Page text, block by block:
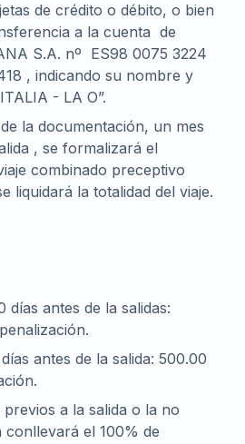
de crédito o débito, o bien
a la cuenta de
S.A. nº ES98 0075 3224
, indicando su nombre y
- LA O”.
la documentación, un mes
, se formalizará el
combinado preceptivo
liquidará la totalidad del viaje.
días antes de la salidas:
antes de la salida: 500.00
previos a la salida o la no
conllevará el 100% de